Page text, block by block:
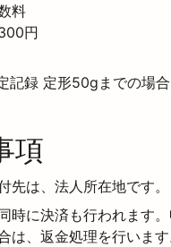
料
円
記録 定形50gまでの場
項
先は、法人所在地です。
時に決済も行われます
は、返金処理を行います